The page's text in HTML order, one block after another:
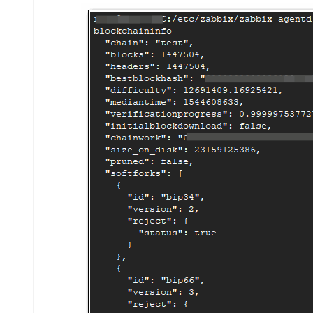
"warnings": "Warning: unknown new rules activated